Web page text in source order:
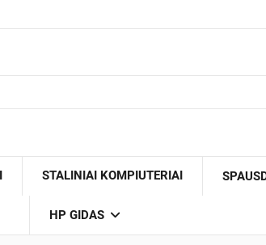
STALINIAI KOMPIUTERIAI
HP GIDAS